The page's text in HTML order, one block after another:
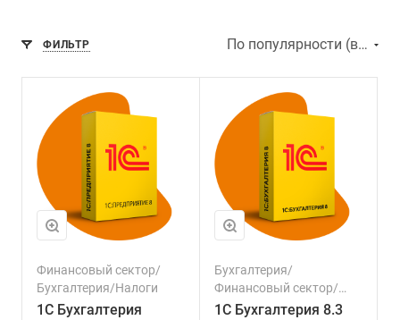
ФИЛЬТР По популярности (возрастание)
Финансовый сектор/
Бухгалтерия/Налоги
1С Бухгалтерия
Бухгалтерия/
Финансовый сектор/
Налоги
1С Бухгалтерия 8.3